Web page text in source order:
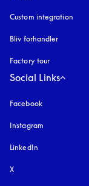
Custom integration
Bliv forhandler
Factory tour
Social Links
Facebook
Instagram
LinkedIn
X